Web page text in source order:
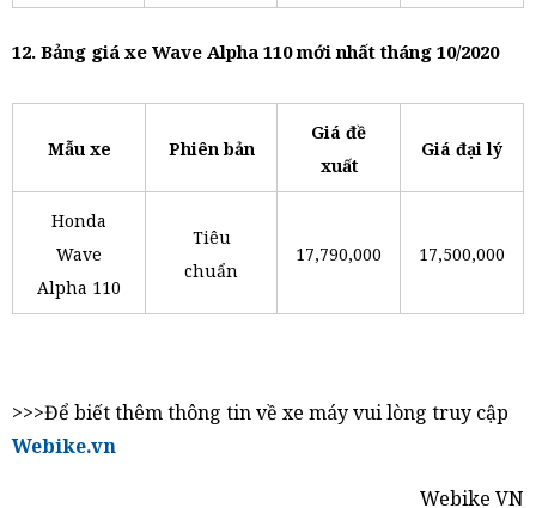
12. Bảng giá xe Wave Alpha 110 mới nhất tháng 10/2020
Mẫu xe Phiên bản
Giá đề
xuất
Giá đại lý
Honda
Wave
Alpha 110
Tiêu
chuẩn
17,790,000 17,500,000
>>>Để biết thêm thông tin về xe máy vui lòng truy cập
Webike.vn
Webike VN